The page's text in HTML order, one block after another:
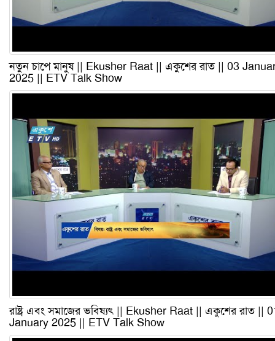
নতুন চাপে মানুষ || Ekusher Raat || একুশের রাত || 03
2025 || ETV Talk Show
রাষ্ট্র এবং সমাজের ভবিষ্যৎ || Ekusher Raat || একুশের রাত ||
January 2025 || ETV Talk Show